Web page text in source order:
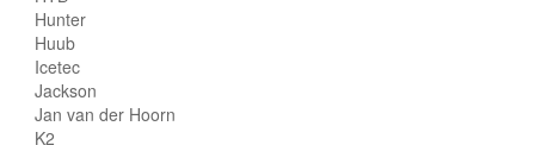
Hunter
Huub
Icetec
Jackson
Jan van der Hoorn
K2